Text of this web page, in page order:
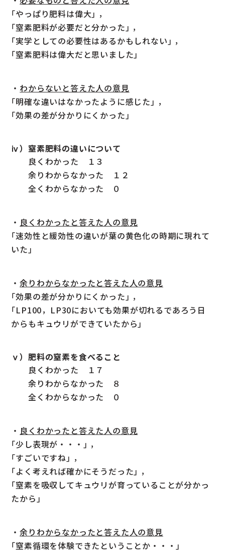
｢やっぱり肥料は偉大｣ ，
｢窒素肥料が必要だと分かった｣ ，
｢実学としての必要性はあるかもしれない｣ ，
｢窒素肥料は偉大だと思いました｣
・ わからないと答えた人の意見
｢明確な違いはなかったように感じた｣ ，
｢効果の差が分かりにくかった｣
ⅳ）窒素肥料の違いについて
良くわかった １３
余りわからなかった １２
全くわからなかった ０
・ 良くわかったと答えた人の意見
｢速効性と緩効性の違いが葉の黄色化の時期に現れて
いた｣
・余りわからなかったと答えた人の意見
｢効果の差が分かりにくかった｣ ，
｢LP100，LP30においても効果が切れるであろう日
からもキュウリができていたから｣
ⅴ）肥料の窒素を食べること
良くわかった １７
余りわからなかった ８
全くわからなかった ０
・ 良くわかったと答えた人の意見
｢少し表現が・・・｣ ，
｢すごいですね｣ ，
｢よく考えれば確かにそうだった｣ ，
｢窒素を吸収してキュウリが育っていることが分かっ
たから｣
・余りわからなかったと答えた人の意見
｢窒素循環を体験できたということか・・・｣